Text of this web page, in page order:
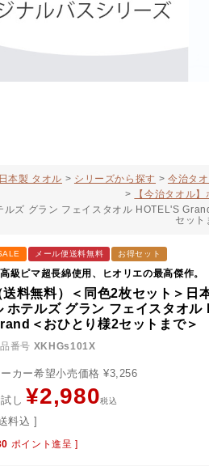
日本製 タオル シリーズから探す
今治タ
【今治タオル
ルズ グラン フェイスタオル HOTEL'S
セット
メール便送料無料 お得セット
級ピマ超長綿使用、ヒオリエの最高傑作。
送料無料）＜同色2枚セット＞日
ホテルズ グラン フェイスタオル
＜おひとり様2セットまで＞
番号 XKHGs101X
ーカー希望小売価格 ¥3,256
し ¥2,980税込
料込
ポイント進呈 ]